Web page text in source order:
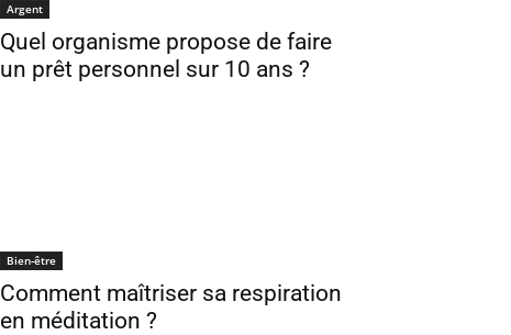
Argent
Quel organisme propose de faire
un prêt personnel sur 10 ans ?
Bien-être
Comment maîtriser sa respiration
en méditation ?